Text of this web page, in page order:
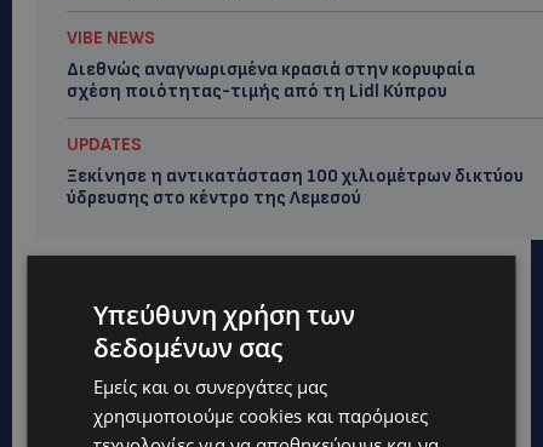
VIBE NEWS
Διεθνώς αναγνωρισμένα κρασιά στην κορυφαία
σχέση ποιότητας-τιμής από τη Lidl Κύπρου
UPDATES
Ξεκίνησε η αντικατάσταση 100 χιλιομέτρων δικτύου
ύδρευσης στο κέντρο της Λεμεσού
Υπεύθυνη χρήση των
δεδομένων σας
Εμείς και οι συνεργάτες μας
χρησιμοποιούμε cookies και παρόμοιες